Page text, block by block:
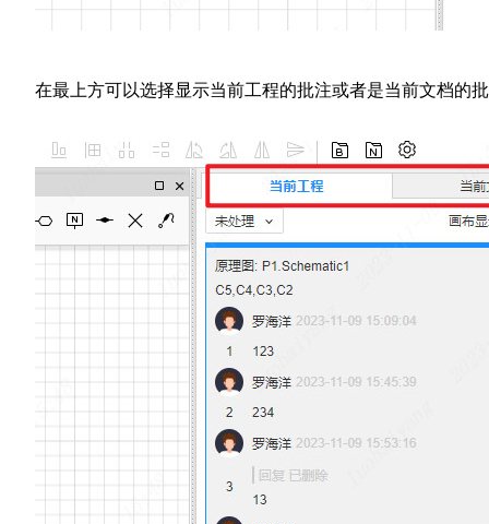
在最上方可以选择显示当前工程的批注或者是当前文档的